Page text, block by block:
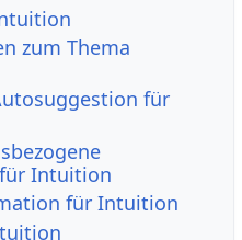
zum Thema
für
Intuition
für Intuition